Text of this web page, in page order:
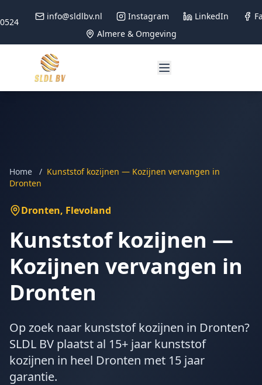
info@sldlbv.nl Instagram LinkedIn
Almere & Omgeving
Home / Kunststof kozijnen — Kozijnen vervangen in
Dronten
Dronten, Flevoland
Kunststof kozijnen —
Kozijnen vervangen in
Dronten
Op zoek naar kunststof kozijnen in Dronten?
SLDL BV plaatst al 15+ jaar kunststof
kozijnen in heel Dronten met 15 jaar
garantie.